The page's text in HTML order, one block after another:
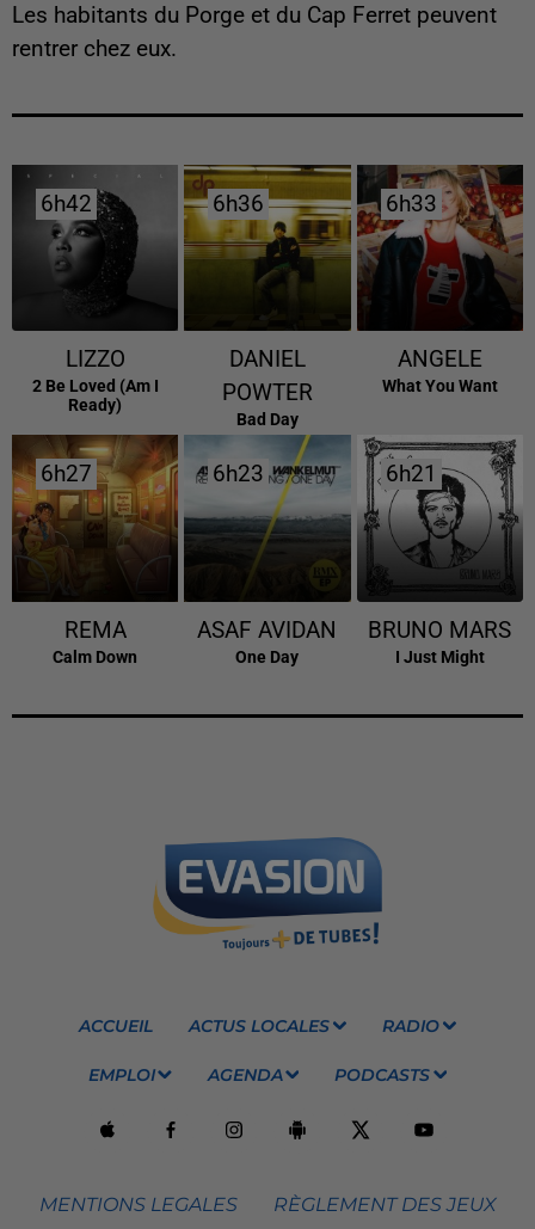
Les habitants du Porge et du Cap Ferret peuvent
rentrer chez eux.
6h42
6h42
LIZZO
2 Be Loved (am I
Ready)
6h36
6h36
DANIEL
POWTER
Bad Day
6h33
6h33
ANGELE
What You Want
6h27
6h27
REMA
Calm Down
6h23
6h23
ASAF AVIDAN
One Day
6h21
6h21
BRUNO MARS
I Just Might
ACCUEIL ACTUS LOCALES RADIO
EMPLOI AGENDA PODCASTS
MENTIONS LEGALES RÈGLEMENT DES JEUX